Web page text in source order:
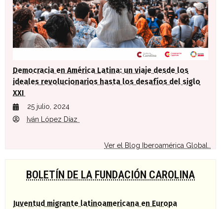
Democracia en América Latina: un viaje desde los
ideales revolucionarios hasta los desafíos del siglo
XXI
25 julio, 2024
Iván López Díaz
Ver el Blog Iberoamérica Global..
BOLETÍN DE LA FUNDACIÓN CAROLINA
Juventud migrante latinoamericana en Europa